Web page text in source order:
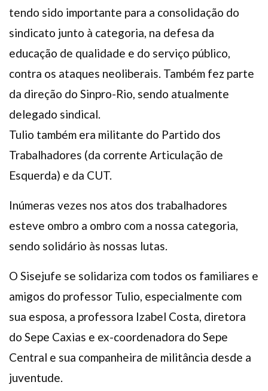
tendo sido importante para a consolidação do
sindicato junto à categoria, na defesa da
educação de qualidade e do serviço público,
contra os ataques neoliberais. Também fez parte
da direção do Sinpro-Rio, sendo atualmente
delegado sindical.
Tulio também era militante do Partido dos
Trabalhadores (da corrente Articulação de
Esquerda) e da CUT.
Inúmeras vezes nos atos dos trabalhadores
esteve ombro a ombro com a nossa categoria,
sendo solidário às nossas lutas.
O Sisejufe se solidariza com todos os familiares e
amigos do professor Tulio, especialmente com
sua esposa, a professora Izabel Costa, diretora
do Sepe Caxias e ex-coordenadora do Sepe
Central e sua companheira de militância desde a
juventude.